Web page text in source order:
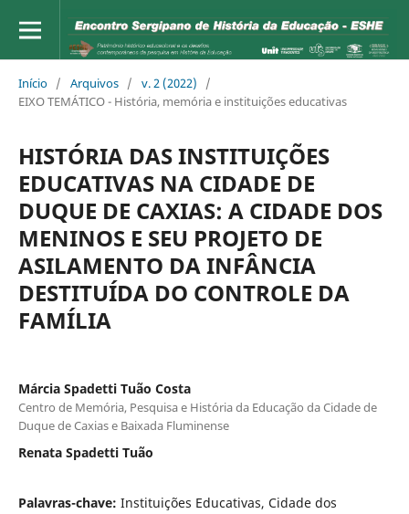
Início / Arquivos / v. 2 (2022)
/
EIXO TEMÁTICO - História, memória e instituições educativas
HISTÓRIA DAS INSTITUIÇÕES
EDUCATIVAS NA CIDADE DE
DUQUE DE CAXIAS: A CIDADE DOS
MENINOS E SEU PROJETO DE
ASILAMENTO DA INFÂNCIA
DESTITUÍDA DO CONTROLE DA
FAMÍLIA
Márcia Spadetti Tuão Costa
Centro de Memória, Pesquisa e História da Educação da Cidade de
Duque de Caxias e Baixada Fluminense
Renata Spadetti Tuão
Palavras-chave: Instituições Educativas, Cidade dos